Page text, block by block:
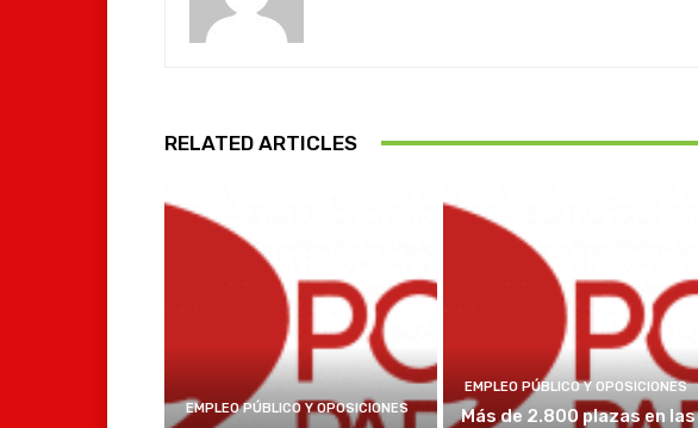
RELATED ARTICLES
EMPLEO PÚBLICO Y OPOSICIONES
EMPLEO PÚBLICO Y OPOSICIONES
Más de 2.800 plazas en las